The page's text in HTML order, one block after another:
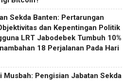
Sekda Banten: Pertarungan
dan Kepentingan Politik
LRT Jabodebek Tumbuh 10%
18 Perjalanan Pada Hari
Musbah: Pengisian Jabatan Sekda